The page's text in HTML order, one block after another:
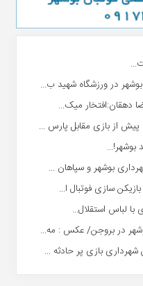
در ورزشگاه شهید ب...
دهقان:افتخار میک...
از بازی مقابل پارس ...
بوشهر!...
بوشهر و سپاهان ...
سازی فوتبال ا...
لباس استقلال...
در بروجن/ عکس : مه...
بازی پر حادثه ...